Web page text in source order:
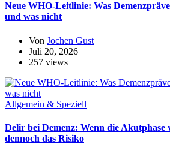
Neue WHO-Leitlinie: Was
und was nicht
Von Jochen Gust
Juli 20, 2026
257 views
Allgemein & Speziell
Delir bei Demenz: Wenn die Akutphase
dennoch das Risiko